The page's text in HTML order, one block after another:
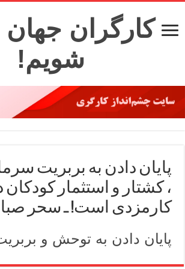
کارگران
شویم!
پایان دادن به بربریت
، کشتار و استثمار کودکان
کارمزدی است! ـ سحر صبا
پایان دادن به توحش و